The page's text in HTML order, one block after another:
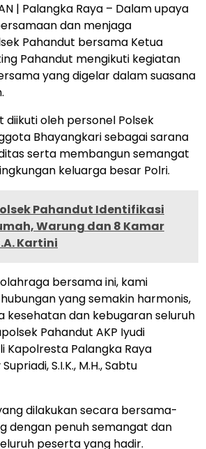
| Palangka Raya – Dalam upaya
dan menjaga
Pahandut bersama Ketua
Pahandut mengikuti kegiatan
yang digelar dalam suasana
diikuti oleh personel Polsek
Bhayangkari sebagai sarana
serta membangun semangat
keluarga besar Polri.
Pahandut Identifikasi
Warung dan 8 Kamar
Kartini
bersama ini, kami
yang semakin harmonis,
kesehatan dan kebugaran seluruh
Pahandut AKP Iyudi
Kapolresta Palangka Raya
S.I.K., M.H., Sabtu
dilakukan secara bersama-
dengan penuh semangat dan
peserta yang hadir.